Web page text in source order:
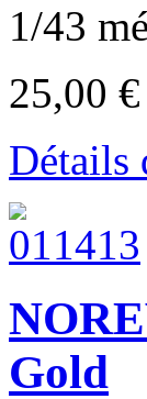
1/43
25,00 €
Détails
Gold